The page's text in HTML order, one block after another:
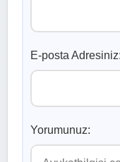
E-posta Adresiniz:
Yorumunuz: